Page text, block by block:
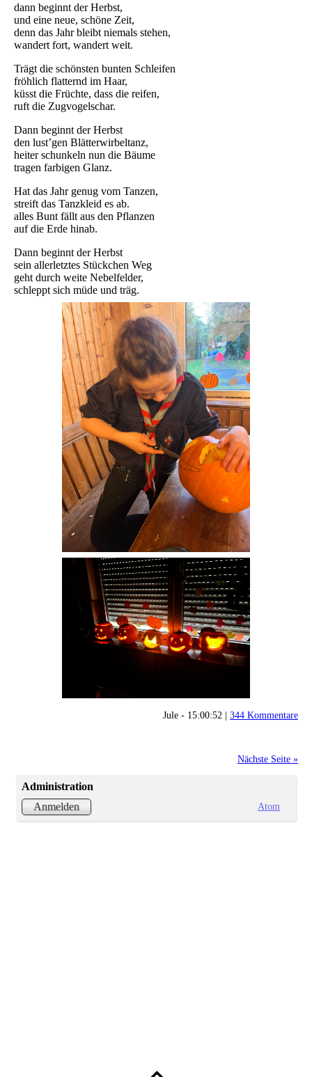
dann beginnt der Herbst,
und eine neue, schöne Zeit,
denn das Jahr bleibt niemals stehen,
wandert fort, wandert weit.
Trägt die schönsten bunten Schleifen
fröhlich flatternd im Haar,
küsst die Früchte, dass die reifen,
ruft die Zugvogelschar.
Dann beginnt der Herbst
den lust’gen Blätterwirbeltanz,
heiter schunkeln nun die Bäume
tragen farbigen Glanz.
Hat das Jahr genug vom Tanzen,
streift das Tanzkleid es ab.
alles Bunt fällt aus den Pflanzen
auf die Erde hinab.
Dann beginnt der Herbst
sein allerletztes Stückchen Weg
geht durch weite Nebelfelder,
schleppt sich müde und träg.
Jule - 15:00:52 | 344 Kommentare
Nächste Seite »
Administration
Anmelden
Atom